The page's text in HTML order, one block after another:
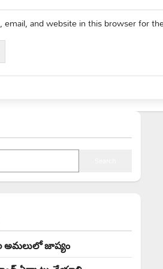
email, and website in this browser for
అమలులో జాప్యం